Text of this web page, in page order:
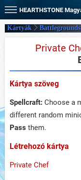
HEARTHSTONE
Kártyák
Private
Kártya szöveg
Spellcraft: Choose a
different random
Pass them.
Létrehozó kártya
Private Chef